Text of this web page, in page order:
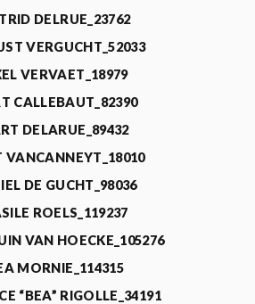
DELRUE_23762
VERGUCHT_52033
VERVAET_18979
CALLEBAUT_82390
DELARUE_89432
VANCANNEYT_18010
DE GUCHT_98036
ROELS_119237
VAN HOECKE_105276
MORNIE_114315
“BEA” RIGOLLE_34191